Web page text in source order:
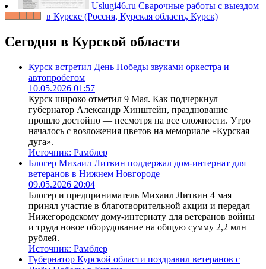
Uslugi46.ru Сварочные работы с выездом
в Курске (Россия, Курская область, Курск)
Сегодня в Курской области
Курск встретил День Победы звуками оркестра и
автопробегом
10.05.2026 01:57
Курск широко отметил 9 Мая. Как подчеркнул
губернатор Александр Хинштейн, празднование
прошло достойно — несмотря на все сложности. Утро
началось с возложения цветов на мемориале «Курская
дуга».
Источник: Рамблер
Блогер Михаил Литвин поддержал дом-интернат для
ветеранов в Нижнем Новгороде
09.05.2026 20:04
Блогер и предприниматель Михаил Литвин 4 мая
принял участие в благотворительной акции и передал
Нижегородскому дому-интернату для ветеранов войны
и труда новое оборудование на общую сумму 2,2 млн
рублей.
Источник: Рамблер
Губернатор Курской области поздравил ветеранов с